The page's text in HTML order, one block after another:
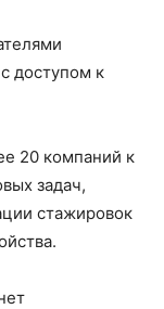
доступом к
20 компаний к
задач,
стажировок